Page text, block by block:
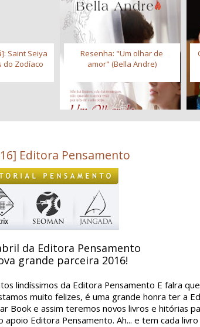
Saint Seiya
do Zodíaco
Resenha: "Um olhar de
amor" (Bella Andre)
Editora Pensamento
da Editora Pensamento
grande parceira 2016!
lindíssimos da Editora Pensamento E falra
muito felizes, é uma grande honra ter a
Book e assim teremos novos livros e hitórias
Editora Pensamento. Ah... e tem cada livro